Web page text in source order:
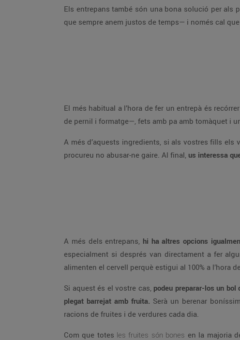
Els entrepans també són una bona solució per als
que sempre anem justos de temps— i només cal
El més habitual a l’hora de fer un entrepà és
de pernil i formatge—, fets amb pa amb tomàquet i
A més d’aquests ingredients, si als vostres fills els
procureu no abusar-ne gaire. Al final, us interessa
A més dels entrepans, hi ha altres opcions
especialment si després van directament a fer
alimenten el cervell perquè estigui al 100% a l’hora
Si aquest és el vostre cas, podeu preparar-los un bol
plegat barrejat amb fruita. Serà un berenar
racions de fruites i de verdures cada dia.
Com que totes les fruites són bones en la majoria